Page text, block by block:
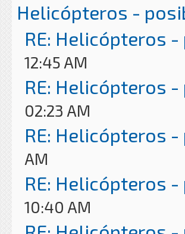
Helicópteros -
RE: Helicópteros
12:45 AM
RE: Helicópteros
02:23 AM
RE: Helicópteros
AM
RE: Helicópteros
10:40 AM